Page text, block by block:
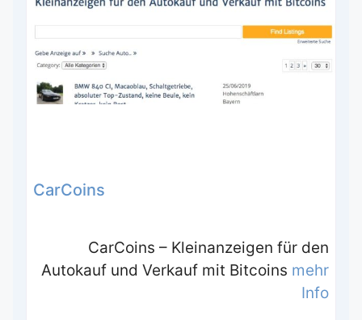
CarCoins
CarCoins – Kleinanzeigen für den
Autokauf und Verkauf mit Bitcoins mehr
Info